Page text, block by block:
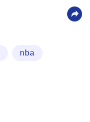
nba